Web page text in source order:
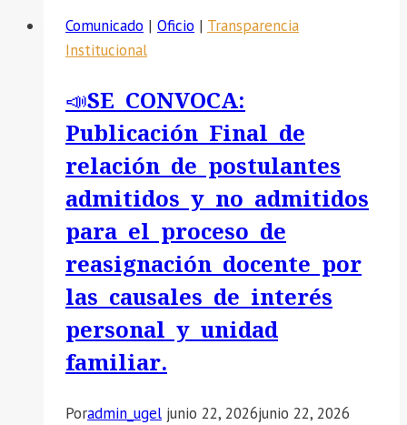
A
UNA
DE
TRABAJO
CON
FINALIDAD
DE
ORGANIZAR
EL
PLAN
DE
TRABAJO
EL
MIERCOLES
DE
PARA
LA
DE
LENGUA
ORIGINARIA
2025
Comunicado | Oficio | Transparencia
Institucional
📣SE CONVOCA:
Publicación Final de
relación de postulantes
admitidos y no admitidos
para el proceso de
reasignación docente por
las causales de interés
personal y unidad
familiar.
Poradmin_ugel junio 22, 2026junio 22, 2026